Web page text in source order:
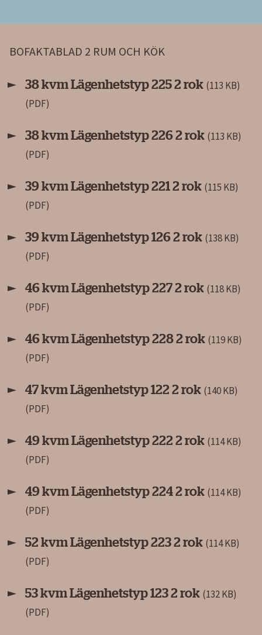
BOFAKTABLAD 2 RUM OCH KÖK
38 kvm Lägenhetstyp 225 2 rok (113 KB)
38 kvm Lägenhetstyp 226 2 rok (113 KB)
39 kvm Lägenhetstyp 221 2 rok (115 KB)
39 kvm Lägenhetstyp 126 2 rok (138 KB)
46 kvm Lägenhetstyp 227 2 rok (118 KB)
46 kvm Lägenhetstyp 228 2 rok (119 KB)
47 kvm Lägenhetstyp 122 2 rok (140 KB)
49 kvm Lägenhetstyp 222 2 rok (114 KB)
49 kvm Lägenhetstyp 224 2 rok (114 KB)
52 kvm Lägenhetstyp 223 2 rok (114 KB)
53 kvm Lägenhetstyp 123 2 rok (132 KB)